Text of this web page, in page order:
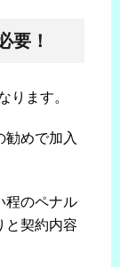
要！
ます。
勧めで加入
程のペナル
と契約内容